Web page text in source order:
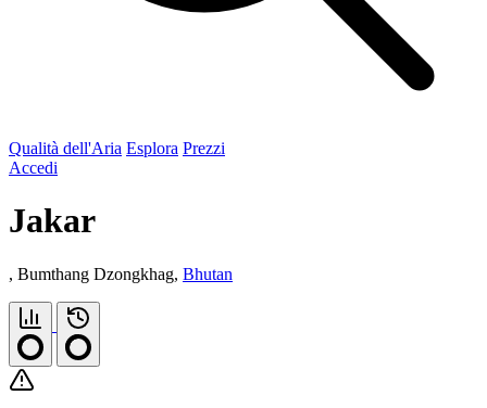
Qualità dell'Aria Esplora Prezzi
Accedi
Jakar
, Bumthang Dzongkhag, Bhutan